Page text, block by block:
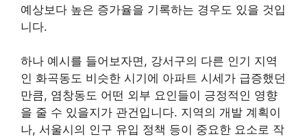
예상보다 높은 증가율을 기록하는 경우도 있을 것입
니다.
하나 예시를 들어보자면, 강서구의 다른 인기 지역
인 화곡동도 비슷한 시기에 아파트 시세가 급증했던
만큼, 염창동도 어떤 외부 요인들이 긍정적인 영향
을 줄 수 있을지가 관건입니다. 지역의 개발 계획이
나, 서울시의 인구 유입 정책 등이 중요한 요소로 작